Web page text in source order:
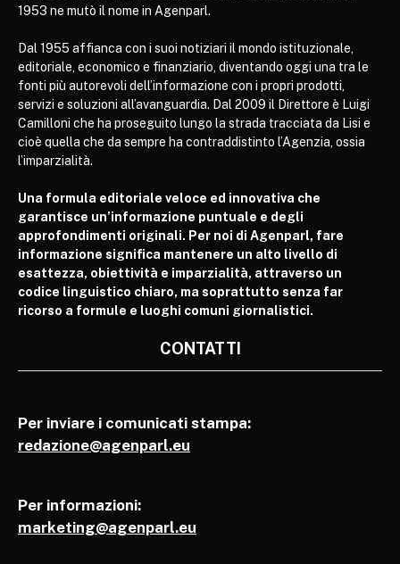
1953 ne mutò il nome in Agenparl.
Dal 1955 affianca con i suoi notiziari il mondo istituzionale,
editoriale, economico e finanziario, diventando oggi una tra le
fonti più autorevoli dell’informazione con i propri prodotti,
servizi e soluzioni all’avanguardia. Dal 2009 il Direttore è Luigi
Camilloni che ha proseguito lungo la strada tracciata da Lisi e
cioè quella che da sempre ha contraddistinto l’Agenzia, ossia
l’imparzialità.
Una formula editoriale veloce ed innovativa che
garantisce un’informazione puntuale e degli
approfondimenti originali. Per noi di Agenparl, fare
informazione significa mantenere un alto livello di
esattezza, obiettività e imparzialità, attraverso un
codice linguistico chiaro, ma soprattutto senza far
ricorso a formule e luoghi comuni giornalistici.
CONTATTI
Per inviare i comunicati stampa:
redazione@agenparl.eu
Per informazioni:
marketing@agenparl.eu